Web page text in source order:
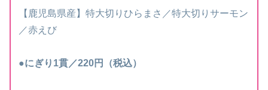
【鹿児島県産】特大切りひらまさ／特大切りサーモン
／赤えび
●にぎり1貫／220円（税込）